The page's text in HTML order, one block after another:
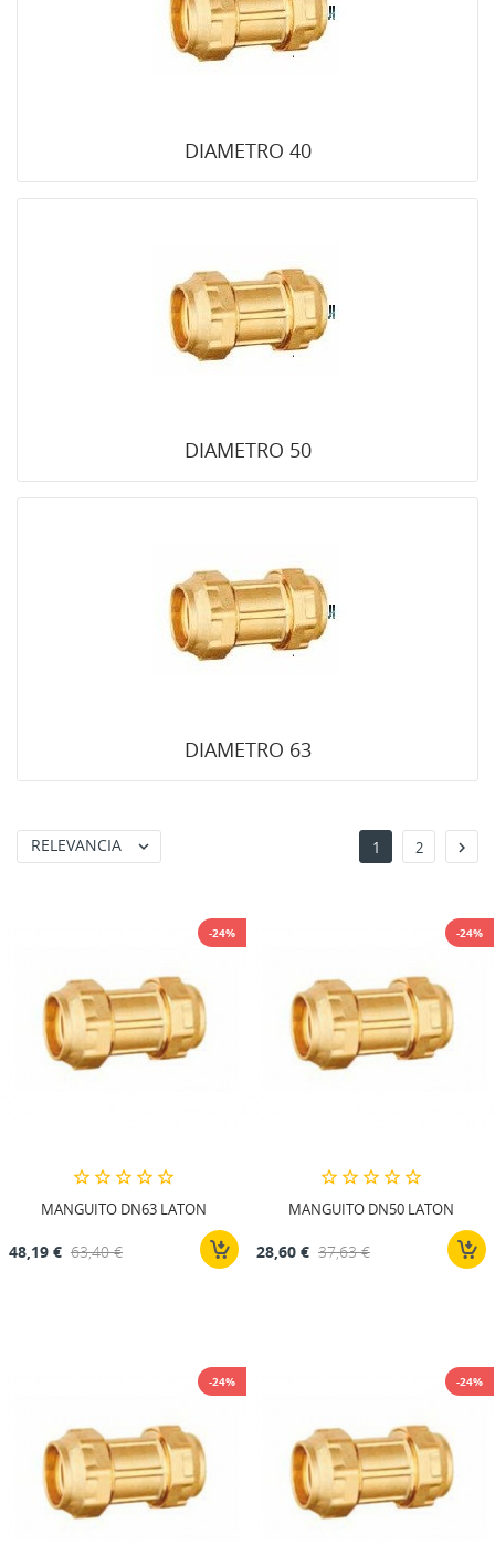
DIAMETRO 40
DIAMETRO 50
DIAMETRO 63
RELEVANCIA  1 2 
-24%
MANGUITO DN63 LATON
48,19 € 63,40 €
-24%
MANGUITO DN50 LATON
28,60 € 37,63 €
-24% -24%